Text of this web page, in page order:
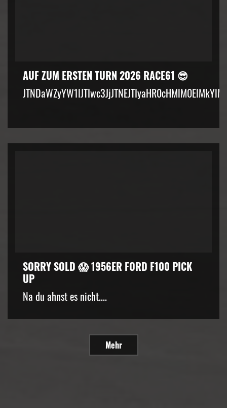
AUF ZUM ERSTEN TURN 2026 RACE61 😎
SORRY SOLD 😱 1956ER FORD F100 PICK
UP
Na du ahnst es nicht....
Mehr